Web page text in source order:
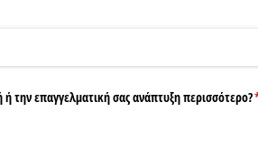
την επαγγελματική σας ανάπτυξη περισσότερο?